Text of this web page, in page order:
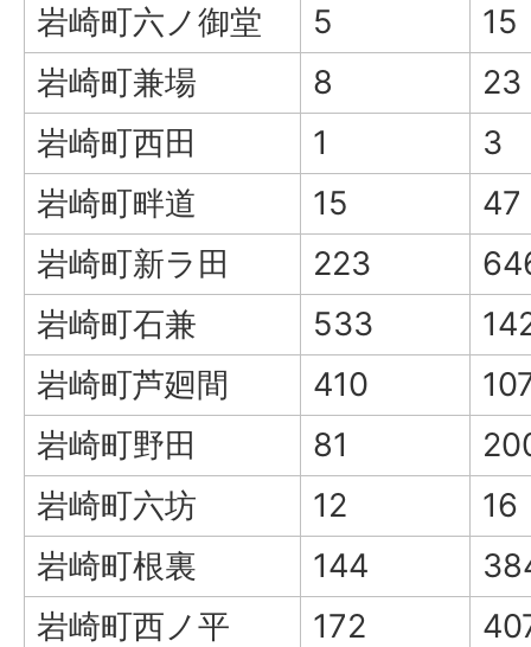
岩崎町六ノ御堂
5
15
岩崎町兼場
8
23
岩崎町西田
1
3
岩崎町畔道
15
47
岩崎町新ラ田
223
岩崎町石兼
533
岩崎町芦廻間
410
岩崎町野田
81
岩崎町六坊
12
16
岩崎町根裏
144
岩崎町西ノ平
172